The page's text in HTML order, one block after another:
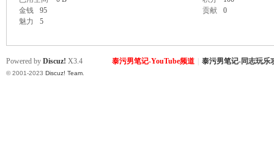
金钱
95 贡献
0
魅力
5
泰污男笔记-YouTube频道 泰污男笔记-同志玩乐
Powered by Discuz! X3.4
© 2001-2023 Discuz! Team.